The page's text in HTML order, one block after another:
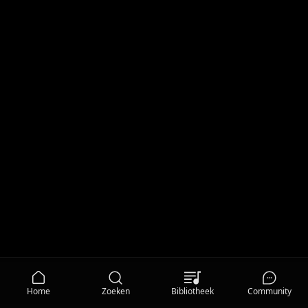
Home Zoeken Bibliotheek Community